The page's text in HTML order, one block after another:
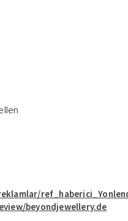
beyondjewellery.de